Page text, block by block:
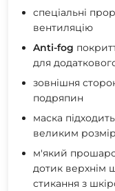
спеціальні
вентиляцію
Anti-fog
для
зовнішня
подряпин
маска підходить
великим
м'який
дотик верхнім
стикання з